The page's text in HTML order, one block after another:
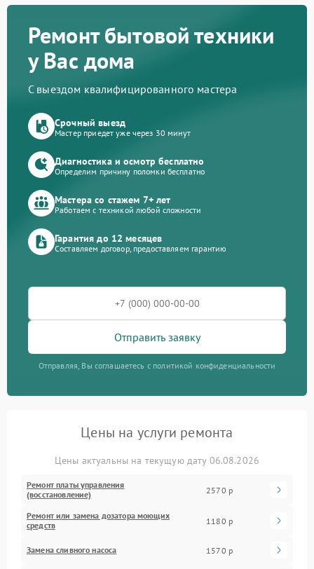
Ремонт бытовой техники
у Вас дома
С выездом квалифицированного мастера
Срочный выезд
Мастер приедет уже через 30 минут
Диагностика и осмотр бесплатно
Определим причину поломки бесплатно
Мастера со стажем 7+ лет
Работаем с техникой любой сложности
Гарантия до 12 месяцев
Составляем договор, предоставляем гарантию
Отправить заявку
Отправляя, Вы соглашаетесь с политикой конфиденциальности
Цены на услуги ремонта
Цены актуальны на текущую дату 06.08.2026
Ремонт платы управления
(восстановление)
2570 р
Ремонт или замена дозатора моющих
средств
1180 р
Замена сливного насоса 1570 р